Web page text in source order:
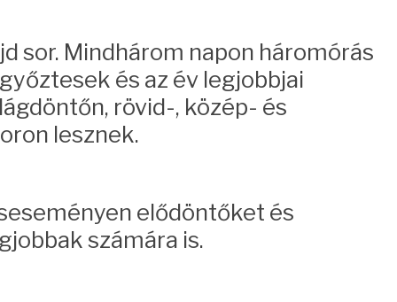
sor. Mindhárom napon háromórás
és az év legjobbjai
rövid-, közép- és
lesznek.
elődöntőket és
számára is.